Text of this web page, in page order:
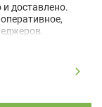
доставлено.